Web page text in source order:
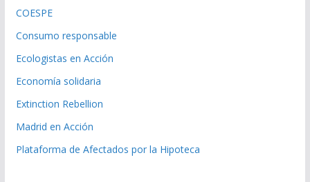
COESPE
Consumo responsable
Ecologistas en Acción
Economía solidaria
Extinction Rebellion
Madrid en Acción
Plataforma de Afectados por la Hipoteca